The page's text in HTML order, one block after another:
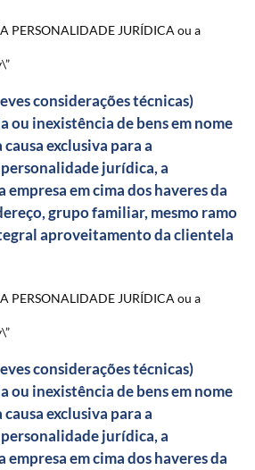
PERSONALIDADE JURÍDICA ou a
considerações técnicas)
ou inexistência de bens em nome
exclusiva para a
jurídica, a
em cima dos haveres da
grupo familiar, mesmo ramo
aproveitamento da clientela
PERSONALIDADE JURÍDICA ou a
considerações técnicas)
ou inexistência de bens em nome
exclusiva para a
jurídica, a
em cima dos haveres da